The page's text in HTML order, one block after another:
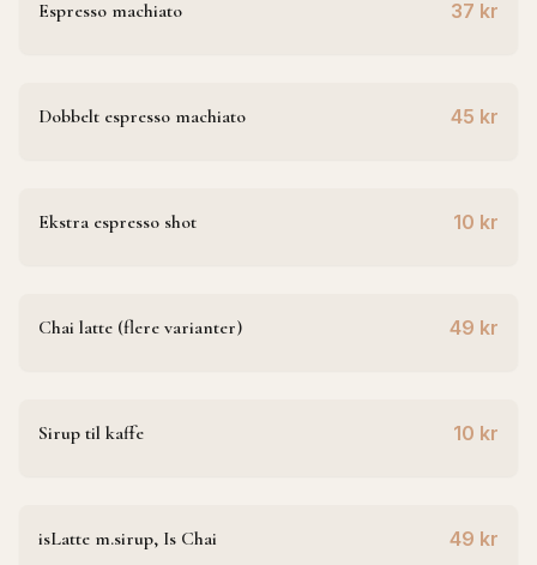
Espresso machiato 37 kr
Dobbelt espresso machiato 45 kr
Ekstra espresso shot 10 kr
Chai latte (flere varianter) 49 kr
Sirup til kaffe 10 kr
isLatte m.sirup, Is Chai 49 kr